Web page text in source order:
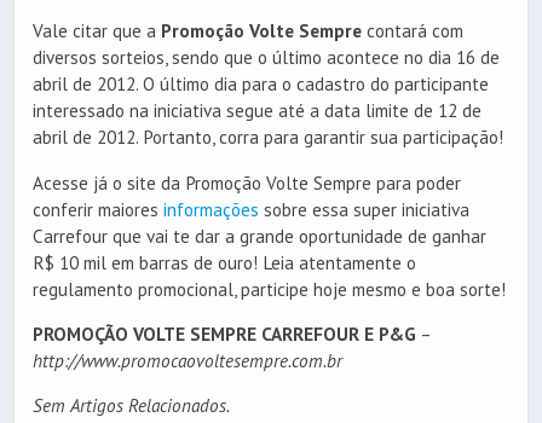
Vale citar que a Promoção Volte Sempre contará com
diversos sorteios, sendo que o último acontece no dia 16 de
abril de 2012. O último dia para o cadastro do participante
interessado na iniciativa segue até a data limite de 12 de
abril de 2012. Portanto, corra para garantir sua participação!
Acesse já o site da Promoção Volte Sempre para poder
conferir maiores informações sobre essa super iniciativa
Carrefour que vai te dar a grande oportunidade de ganhar
R$ 10 mil em barras de ouro! Leia atentamente o
regulamento promocional, participe hoje mesmo e boa sorte!
PROMOÇÃO VOLTE SEMPRE CARREFOUR E P&G –
http://www.promocaovoltesempre.com.br
Sem Artigos Relacionados.